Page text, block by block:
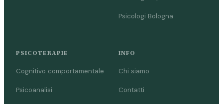
Psicologi Bologna
PSICOTERAPIE
Cognitivo comportamentale
Psicoanalisi
INFO
Chi siamo
Contatti